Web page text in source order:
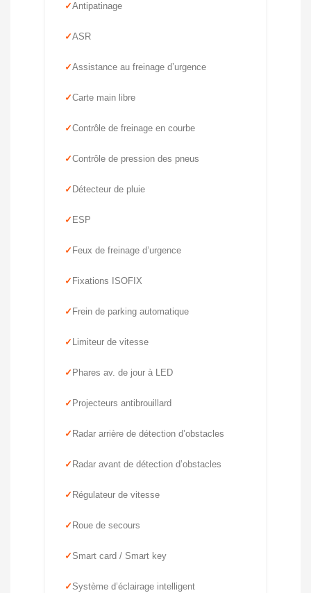
Antipatinage
ASR
Assistance au freinage d’urgence
Carte main libre
Contrôle de freinage en courbe
Contrôle de pression des pneus
Détecteur de pluie
ESP
Feux de freinage d’urgence
Fixations ISOFIX
Frein de parking automatique
Limiteur de vitesse
Phares av. de jour à LED
Projecteurs antibrouillard
Radar arrière de détection d’obstacles
Radar avant de détection d’obstacles
Régulateur de vitesse
Roue de secours
Smart card / Smart key
Système d’éclairage intelligent